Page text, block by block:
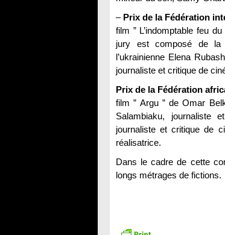
– Prix de la Fédération
film ” L’indomptable feu
jury est composé de la
l’ukrainienne Elena
journaliste et critique de
Prix de la Fédération
film ” Argu ” de Omar
Salambiaku, journaliste
journaliste et critique de
réalisatrice.
Dans le cadre de cette
longs métrages de fictions.